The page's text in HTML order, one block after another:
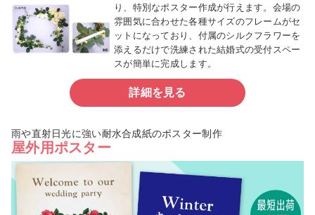
り、特別なポスター作成が行えます。会場の
雰囲気に合わせた各種サイズのフレームがセ
ットになっており、付属のシルクフラワーを
添えるだけで洗練された結婚式の受付スペー
スが簡単に完成します。
詳細を見る
雨や直射日光に強い耐水合成紙のポスター制作
屋外用ポスター